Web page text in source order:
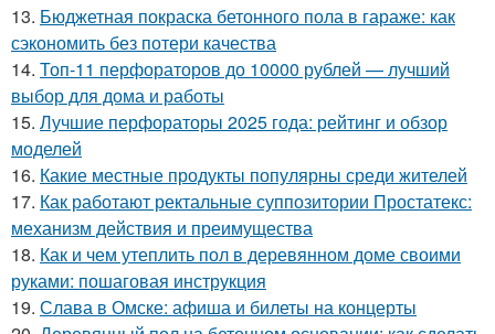
13. Бюджетная покраска бетонного пола в гараже: как
сэкономить без потери качества
14. Топ-11 перфораторов до 10000 рублей — лучший
выбор для дома и работы
15. Лучшие перфораторы 2025 года: рейтинг и обзор
моделей
16. Какие местные продукты популярны среди жителей
17. Как работают ректальные суппозитории Простатекс:
механизм действия и преимущества
18. Как и чем утеплить пол в деревянном доме своими
руками: пошаговая инструкция
19. Слава в Омске: афиша и билеты на концерты